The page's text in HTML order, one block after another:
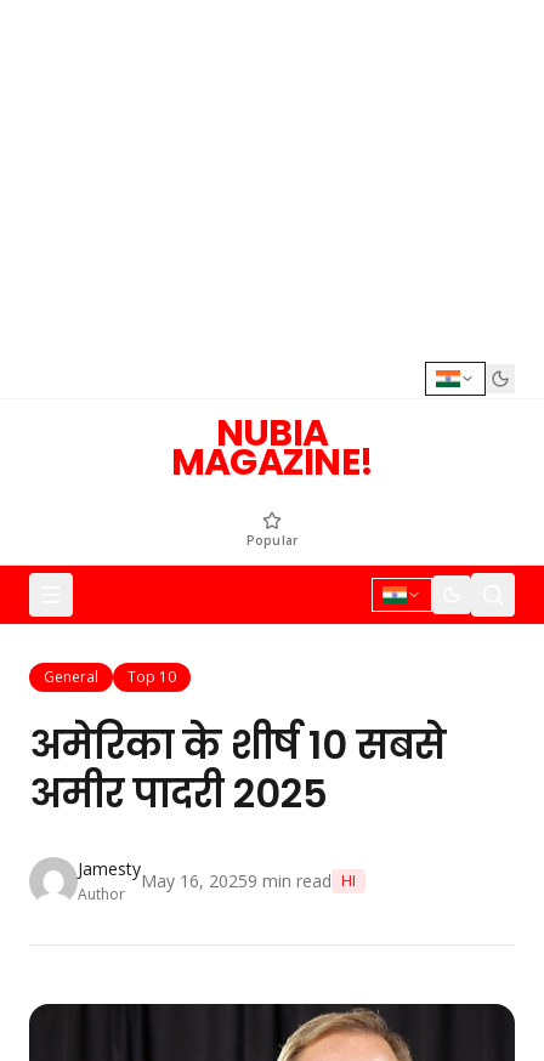
NUBIA
MAGAZINE!
Popular
General Top 10
अमेरिका के शीर्ष 10 सबसे
अमीर पादरी 2025
Jamesty
Author
May 16, 20259 min read HI